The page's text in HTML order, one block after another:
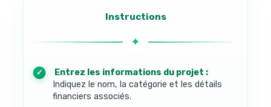
Instructions
1. Entrez les informations du projet :
Indiquez le nom, la catégorie et les détails
financiers associés.